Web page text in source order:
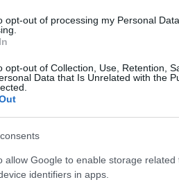
opt-out of processing my Personal
opt-out of Collection, Use, Retention,
Data that Is Unrelated with the
allow Google to enable storage
identifiers in apps.
May 18, 2026
Avion se zaustavio na
tokom uzlijetanja
površini uz uzletno-sletnu
Davor Petrin, glavni